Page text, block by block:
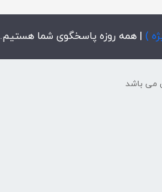
| همه روزه پاسخگوی شما هستیم.
می باشد